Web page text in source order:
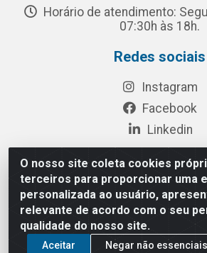
O nosso site coleta cookies
terceiros para proporcionar uma
personalizada ao usuário,
relevante de acordo com o seu
qualidade do nosso site.
Aceitar Negar não essenciais
Horário de atendimento:
07:30h às 18h.
Redes sociais
Instagram
Facebook
Linkedin
Rua Chipuê, 117 - S. Miguel Paulista
08010-260- CNPJ: